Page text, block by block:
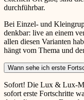
durchführbar.
Bei Einzel- und
denkbar: live an einem
allen diesen Varianten
hängt vom Thema und
Wann sehe ich erste
Sofort! Die Lux & Lux-
sofort erste Fortschritte